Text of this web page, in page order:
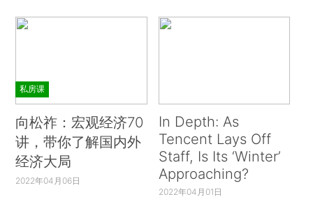
私房课
向松祚：宏观经济70
讲，带你了解国内外
经济大局
2022年04月06日
In Depth: As
Tencent Lays Off
Staff, Is Its ‘Winter’
Approaching?
2022年04月01日